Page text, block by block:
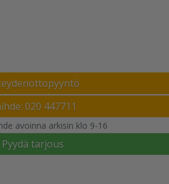
020 447711
avoinna arkisin klo 9-16
Pyydä tarjous